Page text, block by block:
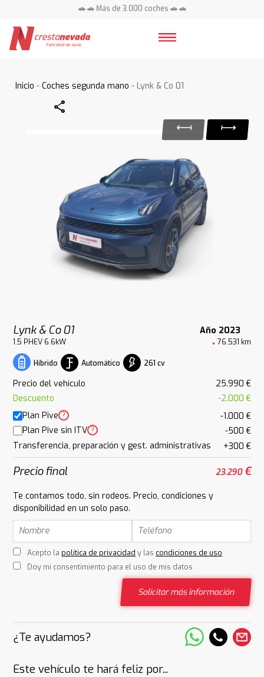
🚗 🚗 Más de 3.000 coches 🚗 🚗
Inicio -Coches segunda mano - Lynk & Co 01
Share
Lynk & Co 01 Año 2023
1.5 PHEV 6.6kW 76.531 km
Híbrido Automático 261 cv
Precio del vehículo
25.990 €
Descuento
-2.000 €
Plan Pive ?
-1.000 €
Plan Pive sin ITV ?
-500 €
Transferencia, preparación y gest. administrativas
+300 €
Precio final 23.290€
Te contamos todo, sin rodeos. Precio, condiciones y
disponibilidad en un solo paso.
Acepto la política de privacidad y las condiciones de uso
Doy mi consentimiento para el uso de mis datos
Solicitar más información
¿Te ayudamos?
Este vehículo te hará feliz por...